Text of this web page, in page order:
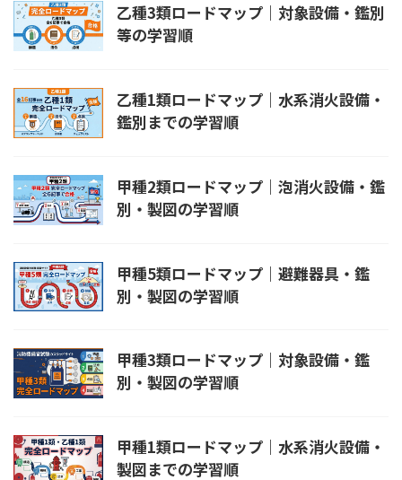
乙種3類ロードマップ｜対象設備・鑑別
等の学習順
乙種1類ロードマップ｜水系消火設備・
鑑別までの学習順
甲種2類ロードマップ｜泡消火設備・鑑
別・製図の学習順
甲種5類ロードマップ｜避難器具・鑑
別・製図の学習順
甲種3類ロードマップ｜対象設備・鑑
別・製図の学習順
甲種1類ロードマップ｜水系消火設備・
製図までの学習順